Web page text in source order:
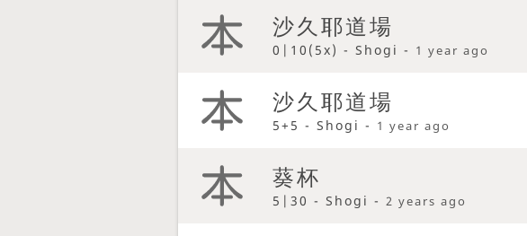
沙久耶道場
0|10(5x) - Shogi - 1 year ago
沙久耶道場
5+5 - Shogi - 1 year ago
葵杯
5|30 - Shogi - 2 years ago